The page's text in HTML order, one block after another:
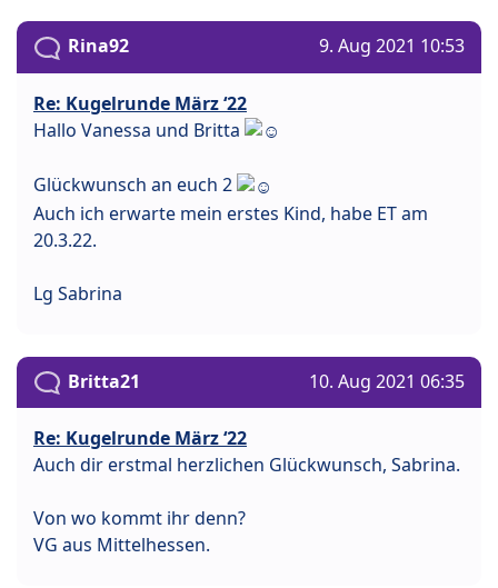
Rina92 9. Aug 2021 10:53
Re: Kugelrunde März ‘22
Hallo Vanessa und Britta
Glückwunsch an euch 2
Auch ich erwarte mein erstes Kind, habe ET am
20.3.22.
Lg Sabrina
Britta21 10. Aug 2021 06:35
Re: Kugelrunde März ‘22
Auch dir erstmal herzlichen Glückwunsch, Sabrina.
Von wo kommt ihr denn?
VG aus Mittelhessen.